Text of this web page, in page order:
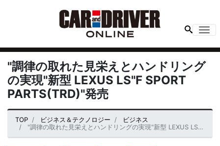
"調律の取れた見栄えとハンドリング
の実現"新型 LEXUS LS"F SPORT
PARTS(TRD)"発売
TOP ビジネス＆テクノロジー
ビジネス
"調律の取れた見栄えとハンドリングの実現"新型 LEXUS LS"F SPORT PARTS(TRD)"発売